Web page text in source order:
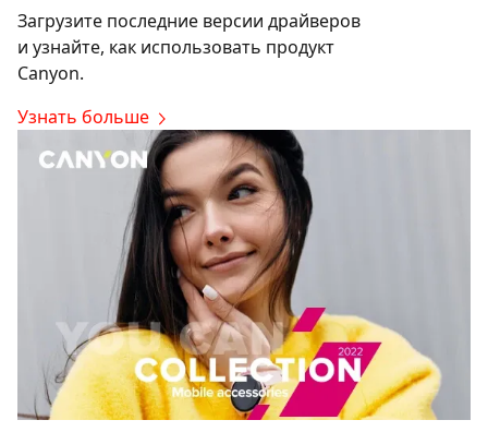
Загрузите последние версии драйверов
и узнайте, как использовать продукт
Canyon.
Узнать больше